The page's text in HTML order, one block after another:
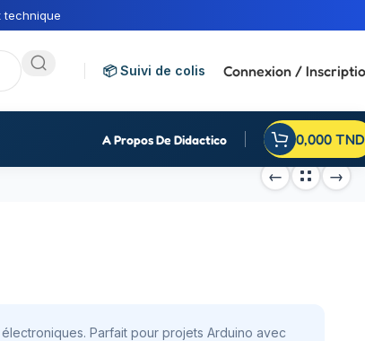
technique
📦 Suivi de colis Connexion /
A Propos De Didactico 0,000 TND
Parfait pour projets Arduino avec